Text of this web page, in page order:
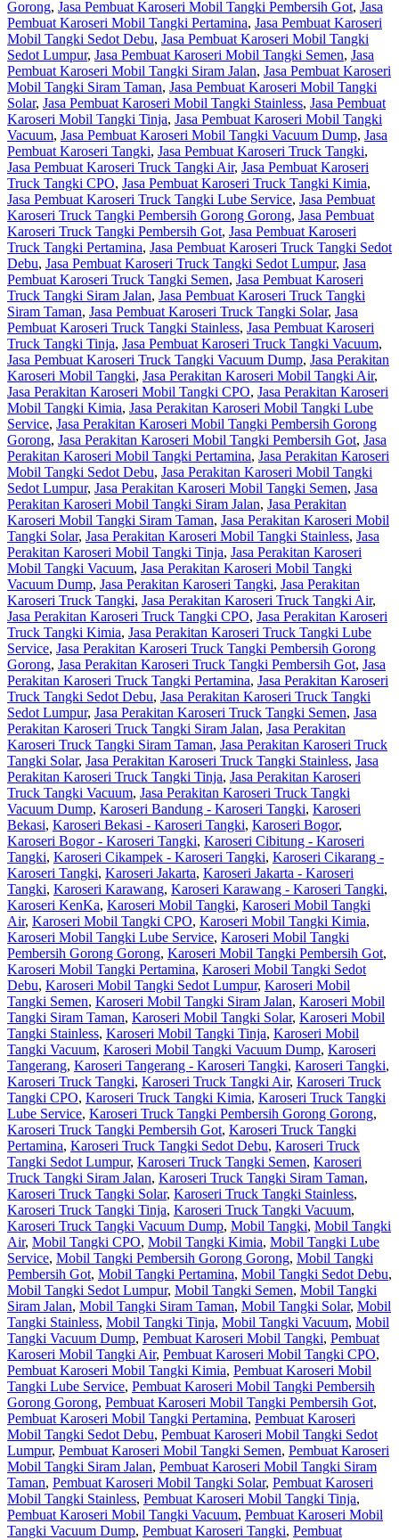
Gorong, Jasa Pembuat Karoseri Mobil Tangki Pembersih Got, Jasa
Pembuat Karoseri Mobil Tangki Pertamina, Jasa Pembuat Karoseri
Mobil Tangki Sedot Debu, Jasa Pembuat Karoseri Mobil Tangki
Sedot Lumpur, Jasa Pembuat Karoseri Mobil Tangki Semen, Jasa
Pembuat Karoseri Mobil Tangki Siram Jalan, Jasa Pembuat Karoseri
Mobil Tangki Siram Taman, Jasa Pembuat Karoseri Mobil Tangki
Solar, Jasa Pembuat Karoseri Mobil Tangki Stainless, Jasa Pembuat
Karoseri Mobil Tangki Tinja, Jasa Pembuat Karoseri Mobil Tangki
Vacuum, Jasa Pembuat Karoseri Mobil Tangki Vacuum Dump, Jasa
Pembuat Karoseri Tangki, Jasa Pembuat Karoseri Truck Tangki,
Jasa Pembuat Karoseri Truck Tangki Air, Jasa Pembuat Karoseri
Truck Tangki CPO, Jasa Pembuat Karoseri Truck Tangki Kimia,
Jasa Pembuat Karoseri Truck Tangki Lube Service, Jasa Pembuat
Karoseri Truck Tangki Pembersih Gorong Gorong, Jasa Pembuat
Karoseri Truck Tangki Pembersih Got, Jasa Pembuat Karoseri
Truck Tangki Pertamina, Jasa Pembuat Karoseri Truck Tangki Sedot
Debu, Jasa Pembuat Karoseri Truck Tangki Sedot Lumpur, Jasa
Pembuat Karoseri Truck Tangki Semen, Jasa Pembuat Karoseri
Truck Tangki Siram Jalan, Jasa Pembuat Karoseri Truck Tangki
Siram Taman, Jasa Pembuat Karoseri Truck Tangki Solar, Jasa
Pembuat Karoseri Truck Tangki Stainless, Jasa Pembuat Karoseri
Truck Tangki Tinja, Jasa Pembuat Karoseri Truck Tangki Vacuum,
Jasa Pembuat Karoseri Truck Tangki Vacuum Dump, Jasa Perakitan
Karoseri Mobil Tangki, Jasa Perakitan Karoseri Mobil Tangki Air,
Jasa Perakitan Karoseri Mobil Tangki CPO, Jasa Perakitan Karoseri
Mobil Tangki Kimia, Jasa Perakitan Karoseri Mobil Tangki Lube
Service, Jasa Perakitan Karoseri Mobil Tangki Pembersih Gorong
Gorong, Jasa Perakitan Karoseri Mobil Tangki Pembersih Got, Jasa
Perakitan Karoseri Mobil Tangki Pertamina, Jasa Perakitan Karoseri
Mobil Tangki Sedot Debu, Jasa Perakitan Karoseri Mobil Tangki
Sedot Lumpur, Jasa Perakitan Karoseri Mobil Tangki Semen, Jasa
Perakitan Karoseri Mobil Tangki Siram Jalan, Jasa Perakitan
Karoseri Mobil Tangki Siram Taman, Jasa Perakitan Karoseri Mobil
Tangki Solar, Jasa Perakitan Karoseri Mobil Tangki Stainless, Jasa
Perakitan Karoseri Mobil Tangki Tinja, Jasa Perakitan Karoseri
Mobil Tangki Vacuum, Jasa Perakitan Karoseri Mobil Tangki
Vacuum Dump, Jasa Perakitan Karoseri Tangki, Jasa Perakitan
Karoseri Truck Tangki, Jasa Perakitan Karoseri Truck Tangki Air,
Jasa Perakitan Karoseri Truck Tangki CPO, Jasa Perakitan Karoseri
Truck Tangki Kimia, Jasa Perakitan Karoseri Truck Tangki Lube
Service, Jasa Perakitan Karoseri Truck Tangki Pembersih Gorong
Gorong, Jasa Perakitan Karoseri Truck Tangki Pembersih Got, Jasa
Perakitan Karoseri Truck Tangki Pertamina, Jasa Perakitan Karoseri
Truck Tangki Sedot Debu, Jasa Perakitan Karoseri Truck Tangki
Sedot Lumpur, Jasa Perakitan Karoseri Truck Tangki Semen, Jasa
Perakitan Karoseri Truck Tangki Siram Jalan, Jasa Perakitan
Karoseri Truck Tangki Siram Taman, Jasa Perakitan Karoseri Truck
Tangki Solar, Jasa Perakitan Karoseri Truck Tangki Stainless, Jasa
Perakitan Karoseri Truck Tangki Tinja, Jasa Perakitan Karoseri
Truck Tangki Vacuum, Jasa Perakitan Karoseri Truck Tangki
Vacuum Dump, Karoseri Bandung - Karoseri Tangki, Karoseri
Bekasi, Karoseri Bekasi - Karoseri Tangki, Karoseri Bogor,
Karoseri Bogor - Karoseri Tangki, Karoseri Cibitung - Karoseri
Tangki, Karoseri Cikampek - Karoseri Tangki, Karoseri Cikarang -
Karoseri Tangki, Karoseri Jakarta, Karoseri Jakarta - Karoseri
Tangki, Karoseri Karawang, Karoseri Karawang - Karoseri Tangki,
Karoseri KenKa, Karoseri Mobil Tangki, Karoseri Mobil Tangki
Air, Karoseri Mobil Tangki CPO, Karoseri Mobil Tangki Kimia,
Karoseri Mobil Tangki Lube Service, Karoseri Mobil Tangki
Pembersih Gorong Gorong, Karoseri Mobil Tangki Pembersih Got,
Karoseri Mobil Tangki Pertamina, Karoseri Mobil Tangki Sedot
Debu, Karoseri Mobil Tangki Sedot Lumpur, Karoseri Mobil
Tangki Semen, Karoseri Mobil Tangki Siram Jalan, Karoseri Mobil
Tangki Siram Taman, Karoseri Mobil Tangki Solar, Karoseri Mobil
Tangki Stainless, Karoseri Mobil Tangki Tinja, Karoseri Mobil
Tangki Vacuum, Karoseri Mobil Tangki Vacuum Dump, Karoseri
Tangerang, Karoseri Tangerang - Karoseri Tangki, Karoseri Tangki,
Karoseri Truck Tangki, Karoseri Truck Tangki Air, Karoseri Truck
Tangki CPO, Karoseri Truck Tangki Kimia, Karoseri Truck Tangki
Lube Service, Karoseri Truck Tangki Pembersih Gorong Gorong,
Karoseri Truck Tangki Pembersih Got, Karoseri Truck Tangki
Pertamina, Karoseri Truck Tangki Sedot Debu, Karoseri Truck
Tangki Sedot Lumpur, Karoseri Truck Tangki Semen, Karoseri
Truck Tangki Siram Jalan, Karoseri Truck Tangki Siram Taman,
Karoseri Truck Tangki Solar, Karoseri Truck Tangki Stainless,
Karoseri Truck Tangki Tinja, Karoseri Truck Tangki Vacuum,
Karoseri Truck Tangki Vacuum Dump, Mobil Tangki, Mobil Tangki
Air, Mobil Tangki CPO, Mobil Tangki Kimia, Mobil Tangki Lube
Service, Mobil Tangki Pembersih Gorong Gorong, Mobil Tangki
Pembersih Got, Mobil Tangki Pertamina, Mobil Tangki Sedot Debu,
Mobil Tangki Sedot Lumpur, Mobil Tangki Semen, Mobil Tangki
Siram Jalan, Mobil Tangki Siram Taman, Mobil Tangki Solar, Mobil
Tangki Stainless, Mobil Tangki Tinja, Mobil Tangki Vacuum, Mobil
Tangki Vacuum Dump, Pembuat Karoseri Mobil Tangki, Pembuat
Karoseri Mobil Tangki Air, Pembuat Karoseri Mobil Tangki CPO,
Pembuat Karoseri Mobil Tangki Kimia, Pembuat Karoseri Mobil
Tangki Lube Service, Pembuat Karoseri Mobil Tangki Pembersih
Gorong Gorong, Pembuat Karoseri Mobil Tangki Pembersih Got,
Pembuat Karoseri Mobil Tangki Pertamina, Pembuat Karoseri
Mobil Tangki Sedot Debu, Pembuat Karoseri Mobil Tangki Sedot
Lumpur, Pembuat Karoseri Mobil Tangki Semen, Pembuat Karoseri
Mobil Tangki Siram Jalan, Pembuat Karoseri Mobil Tangki Siram
Taman, Pembuat Karoseri Mobil Tangki Solar, Pembuat Karoseri
Mobil Tangki Stainless, Pembuat Karoseri Mobil Tangki Tinja,
Pembuat Karoseri Mobil Tangki Vacuum, Pembuat Karoseri Mobil
Tangki Vacuum Dump, Pembuat Karoseri Tangki, Pembuat